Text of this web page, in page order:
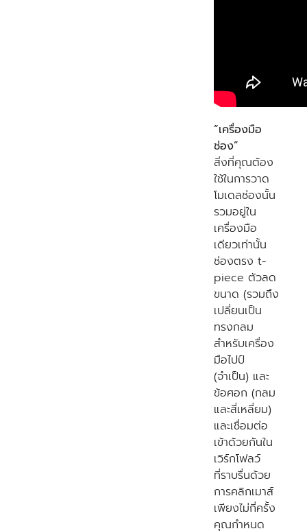
“เครื่องมือ
ช่อง”
สิ่งที่คุณต้อง
ใช้ในการวาด
โมเดลช่องนั้น
รวมอยู่ใน
เครื่องมือ
เดียวเท่านั้น
ช่องตรง t-
piece ตัวลด
ขนาด (รวมถึง
เปลี่ยนเป็น
ทรงกลม
สำหรับเครื่อง
มือไปป์
(จำเป็น) และ
ข้อศอก (กลม
และสี่เหลี่ยม)
และเชื่อมต่อ
เข้าด้วยกันใน
เวิร์กโฟลว์
ที่ราบรื่นด้วย
การคลิกเมาส์
เพียงไม่กี่ครั้ง
คุณกำหนด